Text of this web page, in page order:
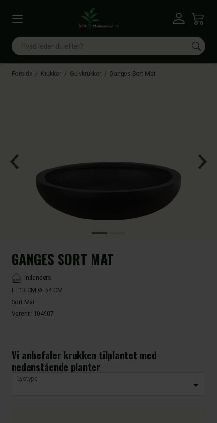
Vis menu
Søg
Log ind Kurv
Forside Krukker Gulvkrukker Ganges Sort Mat
GANGES SORT MAT
Placement
Indendørs
H: 13 CM Ø: 54 CM
Sort Mat
Varenr.: 104907
Vi anbefaler krukken tilplantet med
nedenstående planter
Lystype